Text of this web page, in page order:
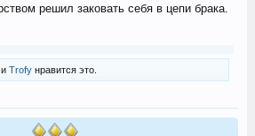
решил заковать себя в цепи брака.
Trofyнравится это.